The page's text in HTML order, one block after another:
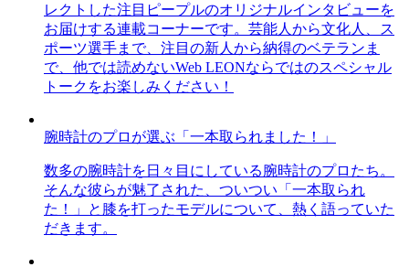
レクトした注目ピープルのオリジナルインタビューを
お届けする連載コーナーです。芸能人から文化人、ス
ポーツ選手まで、注目の新人から納得のベテランま
で、他では読めないWeb LEONならではのスペシャル
トークをお楽しみください！
腕時計のプロが選ぶ「一本取られました！」
数多の腕時計を日々目にしている腕時計のプロたち。
そんな彼らが魅了された、ついつい「一本取られ
た！」と膝を打ったモデルについて、熱く語っていた
だきます。